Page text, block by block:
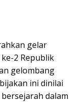
gelar
2 Republik
gelombang
ini dinilai
dalam